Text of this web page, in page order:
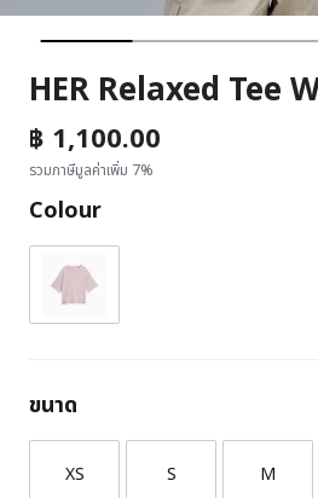
HER Relaxed Tee
฿ 1,100.00
รวมภาษีมูลค่าเพิ่ม 7%
Colour
ขนาด
XS S M